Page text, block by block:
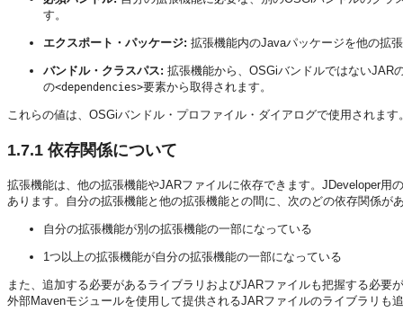
す。
エクスポート・パッケージ: 拡張機能内のJavaパッケージを他の拡
バンドル・クラスパス: 拡張機能から、OSGiバンドルではないJAR
の<dependencies>要素から取得されます。
これらの値は、OSGiバンドル・プロファイル・ダイアログで使用されます
1.7.1 依存関係について
拡張機能は、他の拡張機能やJARファイルに依存できます。 JDeveloper用
あります。自分の拡張機能と他の拡張機能との間に、次のどの依存関係が
自分の拡張機能が別の拡張機能の一部になっている
1つ以上の拡張機能が自分の拡張機能の一部になっている
また、追加する必要があるライブラリおよびJARファイルも把握する必要
外部Mavenモジュールを使用して提供されるJARファイルのライブラリも